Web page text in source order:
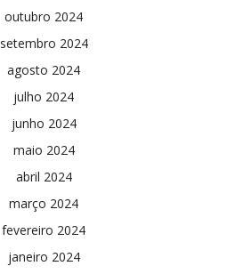
outubro 2024
setembro 2024
agosto 2024
julho 2024
junho 2024
maio 2024
abril 2024
março 2024
fevereiro 2024
janeiro 2024